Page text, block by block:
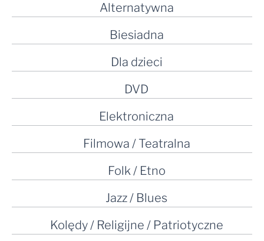
Alternatywna
Biesiadna
Dla dzieci
DVD
Elektroniczna
Filmowa / Teatralna
Folk / Etno
Jazz / Blues
Kolędy / Religijne / Patriotyczne